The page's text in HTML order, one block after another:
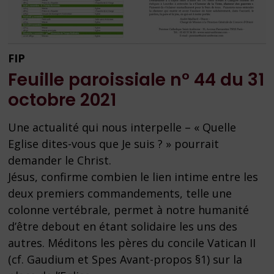
FIP
Feuille paroissiale n° 44 du 31
octobre 2021
Une actualité qui nous interpelle – « Quelle
Eglise dites-vous que Je suis ? » pourrait
demander le Christ.
Jésus, confirme combien le lien intime entre les
deux premiers commandements, telle une
colonne vertébrale, permet à notre humanité
d’être debout en étant solidaire les uns des
autres. Méditons les pères du concile Vatican II
(cf. Gaudium et Spes Avant-propos §1) sur la